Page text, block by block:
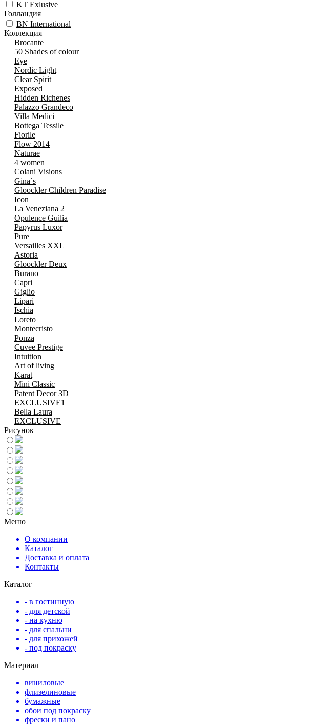
KT Exlusive
Голландия
BN International
Коллекция
Brocante
50 Shades of colour
Eye
Nordic Light
Clear Spirit
Exposed
Hidden Richenes
Palazzo Grandeco
Villa Medici
Bottega Tessile
Fiorile
Flow 2014
Naturae
4 women
Colani Visions
Gina`s
Gloockler Children Paradise
Icon
La Veneziana 2
Opulence Guilia
Papyrus Luxor
Pure
Versailles XXL
Astoria
Gloockler Deux
Burano
Capri
Giglio
Lipari
Ischia
Loreto
Montecristo
Ponza
Cuvee Prestige
Intuition
Art of living
Karat
Mini Classic
Patent Decor 3D
EXCLUSIVE1
Bella Laura
EXCLUSIVE
Рисунок
Меню
О компании
Каталог
Доставка и оплата
Контакты
Каталог
- в гостинную
- для детской
- на кухню
- для спальни
- для прихожей
- под покраску
Материал
виниловые
флизелиновые
бумажные
обои под покраску
фрески и пано